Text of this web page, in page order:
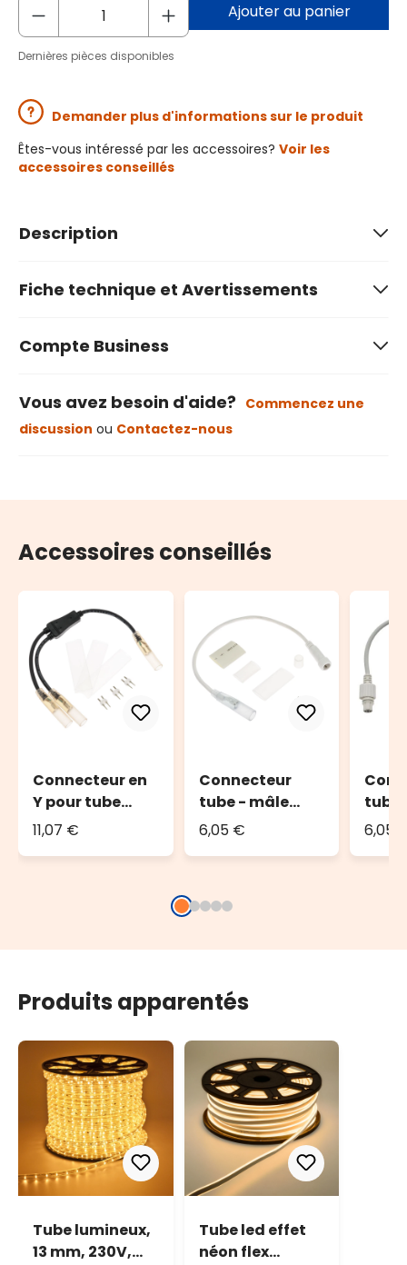
Ajouter au panier
Dernières pièces disponibles
Demander plus d'informations sur le produit
Êtes-vous intéressé par les accessoires? Voir les
accessoires conseillés
Description
Fiche technique et Avertissements
Compte Business
Vous avez besoin d'aide? Commencez une
discussion ou Contactez-nous
Accessoires conseillés
Connecteur en
Y pour tube
lumineux de 13
11,07 €
Connecteur
tube - mâle
PML, 0,3 m, IP67
6,05 €
tube
PML,
6,05
Produits apparentés
Tube lumineux,
13 mm, 230V,
Tube led effet
néon flex